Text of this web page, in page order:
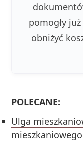
pomogły
obniżyć
POLECANE:
Ulga
mieszkaniowego